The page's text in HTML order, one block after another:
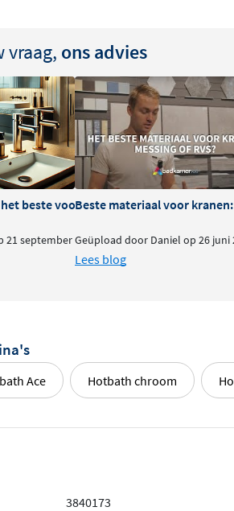
vraag, ons advies
beste voor je badkamer?
21 september
Beste materiaal voor kranen:
Geüpload door Daniel op 26 juni
Lees blog
Ace Hotbath chroom
3840173